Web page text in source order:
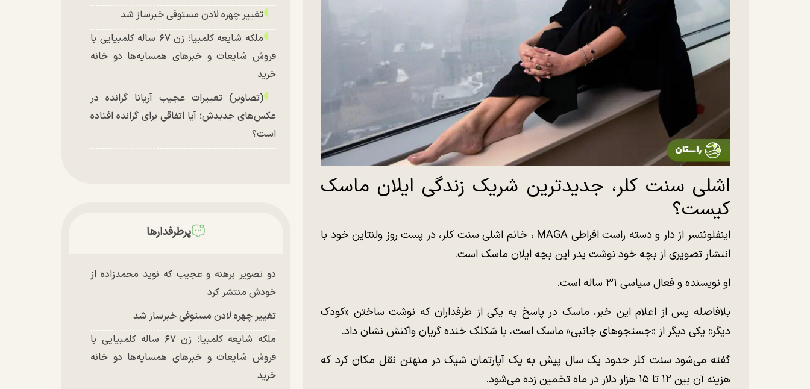
اشلی سنت کلر، جدیدترین شریک زندگی ایلان ماسک
کیست؟
اینفلوئنسر از دار و دسته راست افراطی MAGA ، خانم اشلی سنت کلر، در پست روز ولنتاین خود با
انتشار تصویری از بچه خود نوشت پدر این بچه ایلان ماسک است.
او نویسنده و فعال سیاسی ۳۱ ساله است.
بلافاصله پس از اعلام این خبر، ماسک در پاسخ به یکی از طرفداران که نوشت ساختن «کودک
دیگر» یکی دیگر از «جستجوهای جانبی» ماسک است، با شکلک خنده گریان واکنش نشان داد.
گفته می‌شود سنت کلر حدود یک سال پیش به یک آپارتمان شیک در منهتن نقل مکان کرد که
هزینه آن بین ۱۲ تا ۱۵ هزار دلار در ماه تخمین زده می‌شود.
تغییر چهره لادن مستوفی خبرساز شد
ملکه شایعه کلمبیا؛ زن ۶۷ ساله کلمبیایی با
فروش شایعات و خبر‌های همسایه‌ها دو خانه
خرید
(تصاویر) تغییرات عجیب آریانا گرانده در
عکس‌های جدیدش؛ آیا اتفاقی برای گرانده افتاده
است؟
پرطرفدارها
دو تصویر برهنه و عجیب که نوید محمدزاده از
خودش منتشر کرد
تغییر چهره لادن مستوفی خبرساز شد
ملکه شایعه کلمبیا؛ زن ۶۷ ساله کلمبیایی با
فروش شایعات و خبر‌های همسایه‌ها دو خانه
خرید